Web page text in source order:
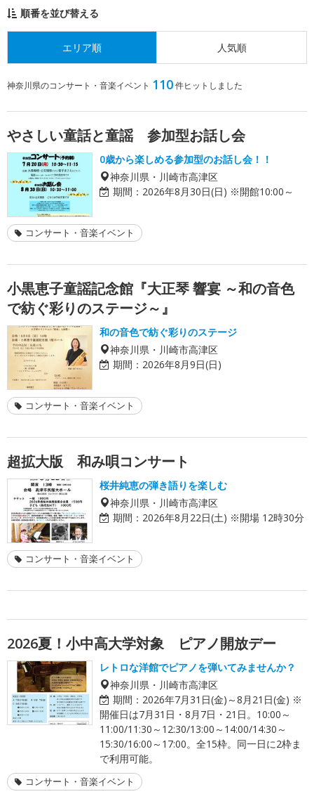
順番を並び替える
エリア順 人気順
神奈川県のコンサート・音楽イベント 110件ヒットしました
やさしい童話と童謡 参加型お話し会
0歳から楽しめる参加型のお話し会！！
神奈川県・川崎市高津区
期間： 2026年8月30日(日) ※開館10:00～
コンサート・音楽イベント
小黒恵子童謡記念館『大正琴 響宴 ～和の音色
で紡ぐ彩りのステージ～』
和の音色で紡ぐ彩りのステージ
神奈川県・川崎市高津区
期間： 2026年8月9日(日)
コンサート・音楽イベント
超拡大版 和み唄コンサート
桜井純恵の弾き語りを楽しむ
神奈川県・川崎市高津区
期間： 2026年8月22日(土) ※開場 12時30分
コンサート・音楽イベント
2026夏！小中高大学対象 ピアノ開放デー
レトロな洋館でピアノを弾いてみませんか？
神奈川県・川崎市高津区
期間： 2026年7月31日(金)～8月21日(金) ※
開催日は7月31日・8月7日・21日。10:00～
11:00/11:30～12:30/13:00～14:00/14:30～
15:30/16:00～17:00。全15枠。同一日に2枠ま
で利用可能。
コンサート・音楽イベント